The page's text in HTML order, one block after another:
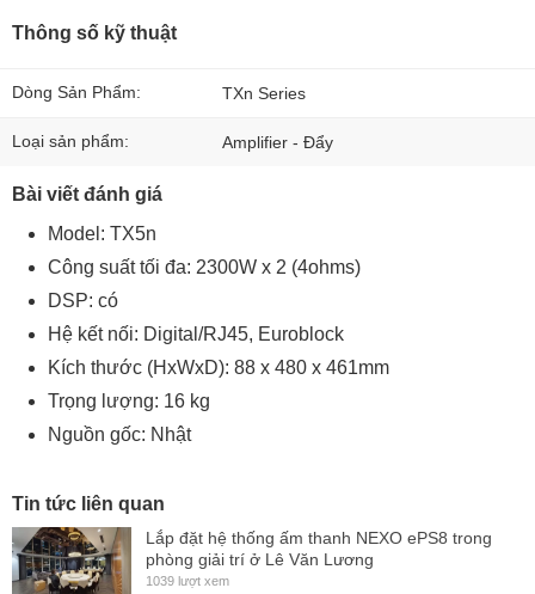
Thông số kỹ thuật
Dòng Sản Phẩm: TXn Series
Loại sản phẩm: Amplifier - Đẩy
Bài viết đánh giá
Model: TX5n
Công suất tối đa: 2300W x 2 (4ohms)
DSP: có
Hệ kết nối: Digital/RJ45, Euroblock
Kích thước (HxWxD): 88 x 480 x 461mm
Trọng lượng: 16 kg
Nguồn gốc: Nhật
Tin tức liên quan
Lắp đặt hệ thống ấm thanh NEXO ePS8 trong
phòng giải trí ở Lê Văn Lương
1039 lượt xem